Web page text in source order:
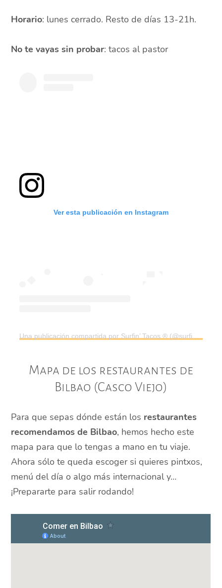
Horario: lunes cerrado. Resto de días 13-21h.
No te vayas sin probar: tacos al pastor
Ver esta publicación en Instagram
Mapa de los restaurantes de
Bilbao (Casco Viejo)
Para que sepas dónde están los restaurantes
recomendamos de Bilbao, hemos hecho este
mapa para que lo tengas a mano en tu viaje.
Ahora sólo te queda escoger si quieres pintxos,
menú del día o algo más internacional y…
¡Prepararte para salir rodando!